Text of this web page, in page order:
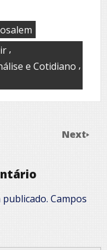
,
e Cotidiano ,
Next
Campos